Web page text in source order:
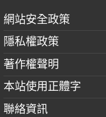
網站安全政策
隱私權政策
著作權聲明
本站使用正體字
聯絡資訊